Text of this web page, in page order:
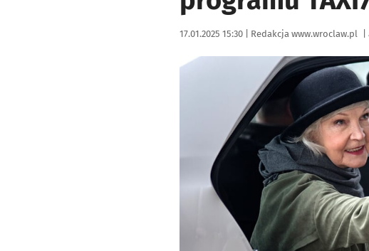
Data publikacji:
17.01.2025 15:30 | Autor:
Redakcja www.wroclaw.pl
Kliknij, aby powiększyć